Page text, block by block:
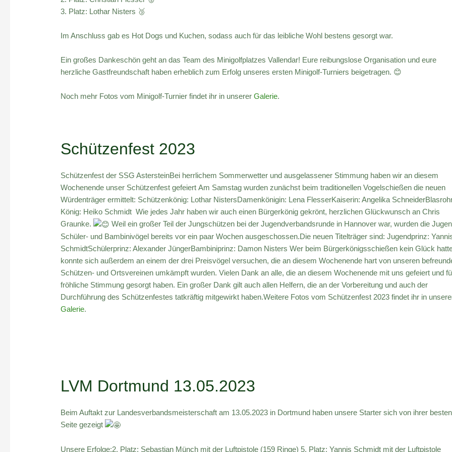
3. Platz: Lothar Nisters 🥉
Im Anschluss gab es Hot Dogs und Kuchen, sodass auch für das leibliche Wohl bestens gesorgt war.
Ein großes Dankeschön geht an das Team des Minigolfplatzes Vallendar! Eure reibungslose Organisation und eure
herzliche Gastfreundschaft haben erheblich zum Erfolg unseres ersten Minigolf-Turniers beigetragen. 😊
Noch mehr Fotos vom Minigolf-Turnier findet ihr in unsererGalerie.
Schützenfest 2023
Schützenfest der SSG AstersteinBei herrlichem Sommerwetter und ausgelassener Stimmung haben wir an diesem
Wochenende unser Schützenfest gefeiert Am Samstag wurden zunächst beim traditionellen Vogelschießen die neuen
Würdenträger ermittelt: Schützenkönig: Lothar NistersDamenkönigin: Lena FlesserKaiserin: Angelika
König: Heiko Schmidt Wie jedes Jahr haben wir auch einen Bürgerkönig gekrönt, herzlichen Glückwunsch an Chris
Graunke.
Weil ein großer Teil der Jungschützen bei der Jugendverbandsrunde in Hannover war, wurden die
Schüler- und Bambinivögel bereits vor ein paar Wochen ausgeschossen.Die neuen Titelträger sind: Jugendprinz:
SchmidtSchülerprinz: Alexander JüngerBambiniprinz: Damon Nisters Wer beim Bürgerkönigsschießen kein Glück
konnte sich außerdem an einem der drei Preisvögel versuchen, die an diesem Wochenende hart von unseren
Schützen- und Ortsvereinen umkämpft wurden. Vielen Dank an alle, die an diesem Wochenende mit uns gefeiert und
fröhliche Stimmung gesorgt haben. Ein großer Dank gilt auch allen Helfern, die an der Vorbereitung und auch der
Durchführung des Schützenfestes tatkräftig mitgewirkt haben.Weitere Fotos vom Schützenfest 2023 findet ihr in
Galerie.
LVM Dortmund 13.05.2023
Beim Auftakt zur Landesverbandsmeisterschaft am 13.05.2023 in Dortmund haben unsere Starter sich von ihrer besten
Seite gezeigt
Unsere Erfolge:2. Platz: Sebastian Münch mit der Luftpistole (159 Ringe) 5. Platz: Yannis Schmidt mit der Luftpistole